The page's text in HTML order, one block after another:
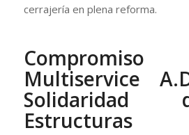
cerrajería en plena reforma.
Multiservice
Estructuras